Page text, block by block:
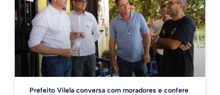
Prefeito Vilela conversa com moradores e confere